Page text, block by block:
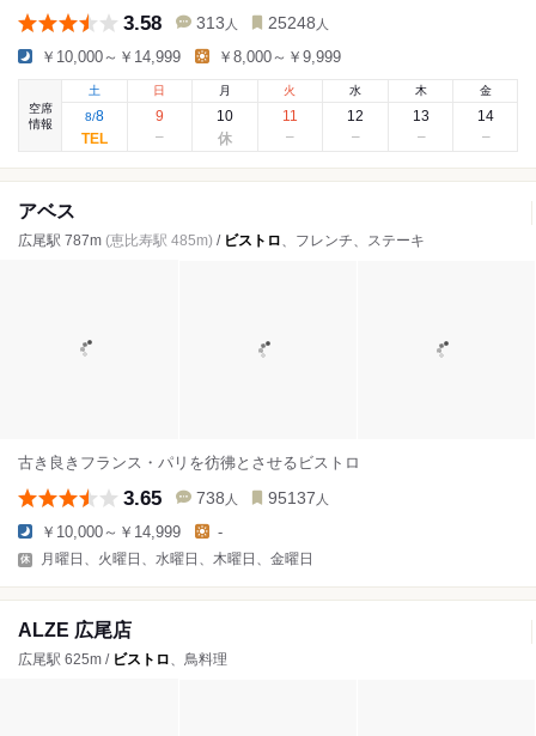
3.58 313 人 25248 人
￥10,000～￥14,999 ￥8,000～￥9,999
空席
情報
土
8/8
日
9
月
10
火
11
水
12
木
13
金
14
アベス
広尾駅 787m (恵比寿駅 485m) / ビストロ、フレンチ、ステーキ
古き良きフランス・パリを彷彿とさせるビストロ
3.65 738 人 95137 人
￥10,000～￥14,999 -
月曜日、火曜日、水曜日、木曜日、金曜日
ALZE 広尾店
広尾駅 625m / ビストロ、鳥料理